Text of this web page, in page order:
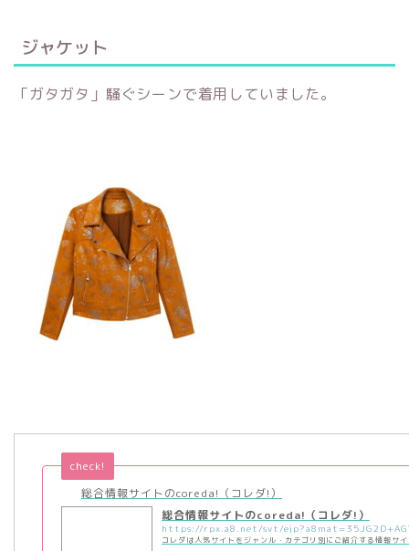
ジャケット
「ガタガタ」騒ぐシーンで着用していました。
総合情報サイトのcoreda!（コレダ!）
check!
総合情報サイトのcoreda!（コレダ!）
コレダは人気サイトをジャンル・カテゴリ別にご紹介する情報サ